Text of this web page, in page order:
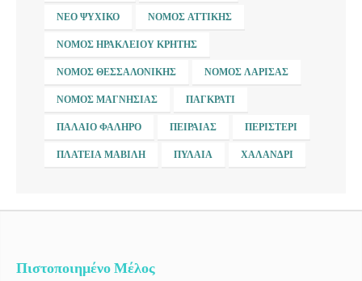
ΝΈΟ ΨΥΧΙΚΌ ΝΟΜΌΣ ΑΤΤΙΚΉΣ
ΝΟΜΌΣ ΗΡΑΚΛΕΊΟΥ ΚΡΉΤΗΣ
ΝΟΜΌΣ ΘΕΣΣΑΛΟΝΊΚΗΣ ΝΟΜΌΣ ΛΆΡΙΣΑΣ
ΝΟΜΌΣ ΜΑΓΝΗΣΊΑΣ ΠΑΓΚΡΆΤΙ
ΠΑΛΑΙΌ ΦΆΛΗΡΟ ΠΕΙΡΑΙΆΣ ΠΕΡΙΣΤΈΡΙ
ΠΛΑΤΕΊΑ ΜΑΒΊΛΗ ΠΥΛΑΊΑ ΧΑΛΆΝΔΡΙ
Πιστοποιημένο Μέλος